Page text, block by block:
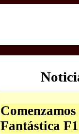
Fantástica F1